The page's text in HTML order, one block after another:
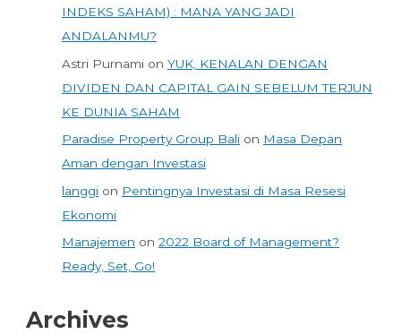
INDEKS SAHAM) : MANA YANG JADI
ANDALANMU?
Astri Purnami onYUK, KENALAN DENGAN
DIVIDEN DAN CAPITAL GAIN SEBELUM TERJUN
KE DUNIA SAHAM
Paradise Property Group Bali on Masa Depan
Aman dengan Investasi
langgi on Pentingnya Investasi di Masa Resesi
Ekonomi
Manajemen on2022 Board of Management?
Ready, Set, Go!
Archives